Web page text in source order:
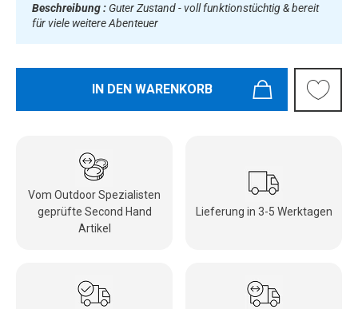
Beschreibung : Guter Zustand - voll funktionstüchtig & bereit
für viele weitere Abenteuer
IN DEN WARENKORB
Vom Outdoor Spezialisten
geprüfte Second Hand
Artikel
Lieferung in 3-5 Werktagen